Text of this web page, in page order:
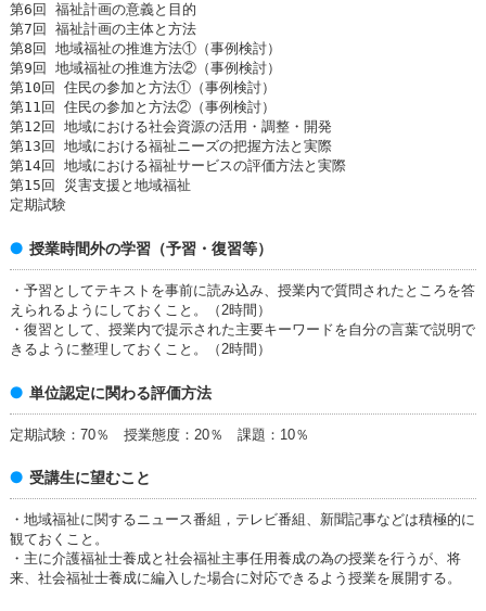
第6回 福祉計画の意義と目的
第7回 福祉計画の主体と方法
第8回 地域福祉の推進方法①（事例検討）
第9回 地域福祉の推進方法②（事例検討）
第10回 住民の参加と方法①（事例検討）
第11回 住民の参加と方法②（事例検討）
第12回 地域における社会資源の活用・調整・開発
第13回 地域における福祉ニーズの把握方法と実際
第14回 地域における福祉サービスの評価方法と実際
第15回 災害支援と地域福祉
定期試験
授業時間外の学習（予習・復習等）
・予習としてテキストを事前に読み込み、授業内で質問されたところを答
えられるようにしておくこと。（2時間）
・復習として、授業内で提示された主要キーワードを自分の言葉で説明で
きるように整理しておくこと。（2時間）
単位認定に関わる評価方法
定期試験：70％ 授業態度：20％ 課題：10％
受講生に望むこと
・地域福祉に関するニュース番組，テレビ番組、新聞記事などは積極的に
観ておくこと。
・主に介護福祉士養成と社会福祉主事任用養成の為の授業を行うが、将
来、社会福祉士養成に編入した場合に対応できるよう授業を展開する。